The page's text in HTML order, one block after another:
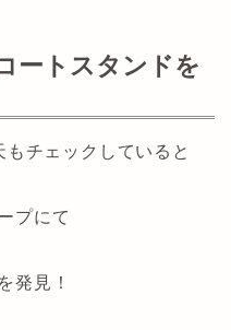
ートスタンドを
チェックしていると
プにて
発見！